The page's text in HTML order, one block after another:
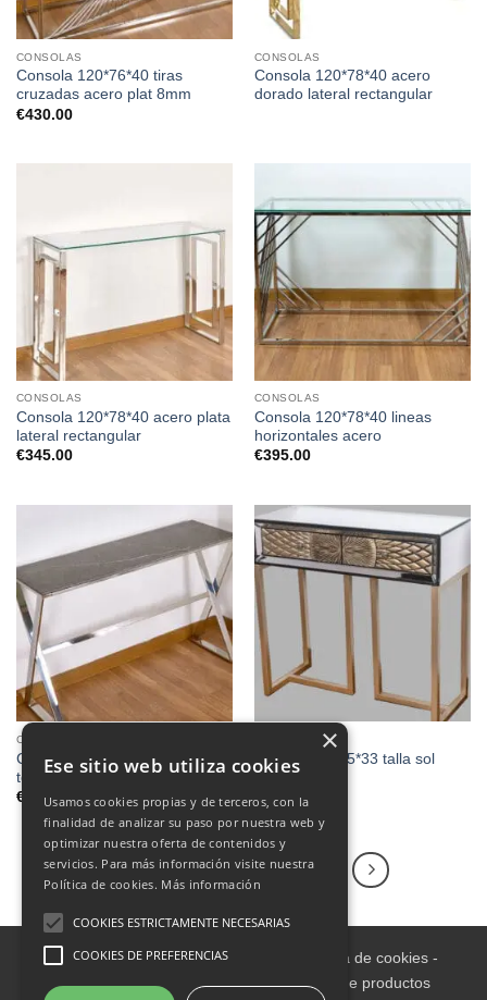
CONSOLAS
Consola 120*76*40 tiras
cruzadas acero plat 8mm
€430.00
CONSOLAS
Consola 120*78*40 acero
dorado lateral rectangular
CONSOLAS
Consola 120*78*40 acero plata
lateral rectangular
€345.00
CONSOLAS
Consola 120*78*40 lineas
horizontales acero
€395.00
CONSOLAS
Consola 120*78*40 pie acero x
top mármol gris
€
285.00
Consola 80*75*33 talla sol
espejo
€440.00
1 2 3 4 5
Aviso legal-Política de Privacidad Política de cookies-
Condiciones informativas sobre catálogo de productos
×
Ese sitio web utiliza cookies
Usamos cookies propias y de terceros, con la
finalidad de analizar su paso por nuestra web y
optimizar nuestra oferta de contenidos y
servicios. Para más información visite nuestra
Política de cookies. Más información
COOKIES ESTRICTAMENTE NECESARIAS
COOKIES DE PREFERENCIAS